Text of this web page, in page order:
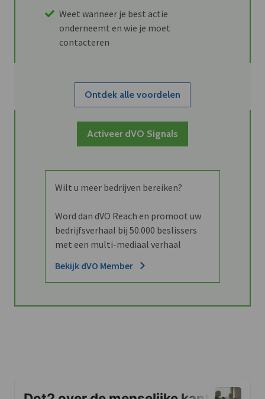
Weet wanneer je best actie
onderneemt en wie je moet
contacteren
Ontdek alle voordelen
Activeer dVO Signals
Wilt u meer bedrijven bereiken?
Word dan dVO Reach en promoot uw
bedrijfsverhaal bij 50.000 beslissers
met een multi-mediaal verhaal
Bekijk dVO Member